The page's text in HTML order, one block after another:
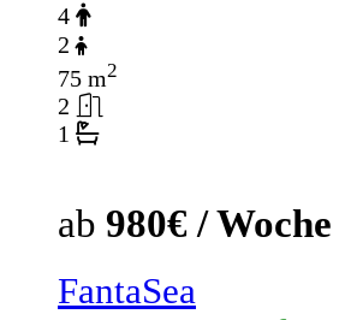
4
2
75 m2
2
1
ab 980€ / Woche
FantaSea